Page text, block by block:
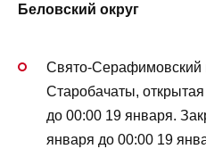
Беловский округ
Свято-Серафимовский
Старобачаты,
до 00:00 19 января.
января до 00:00 19